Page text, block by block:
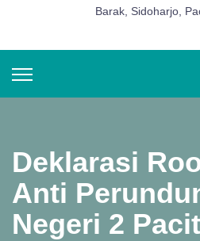
Barak, Sidoharjo,
Deklarasi
Anti
Negeri 2